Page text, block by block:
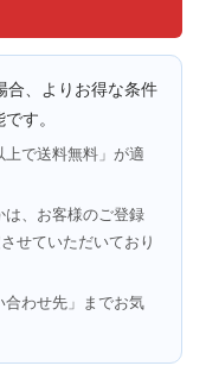
合、よりお得な条件
す。
で送料無料」が適
、お客様のご登録
せていただいており
わせ先」までお気